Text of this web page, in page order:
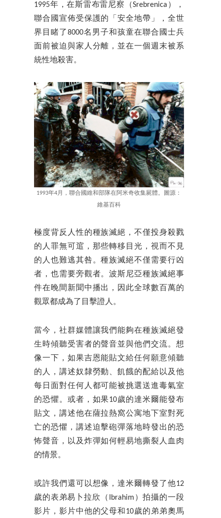
1995年，在斯雷布雷尼察（Srebrenica），
聯合國宣佈受保護的「安全地帶」，全世
界目睹了8000名男子和孩童在聯合國士兵
面前被迫與家人分離，並在一個週末被系
統性地殺害。
1993年4月，聯合國維和部隊在阿米奇收集屍體。圖源：
維基百科
極度背反人性的種族滅絕，不僅投身殺戮
的人罪無可逭，那些轉移目光，視而不見
的人也難逃其咎。種族滅絕不僅需要行凶
者，也需要旁觀者。波斯尼亞種族滅絕事
件在晚間新聞中播出，因此全球數百萬的
觀眾都成為了目擊證人。
當今，社群媒體讓我們能夠在種族滅絕發
生時傾聽受害者的聲音並與他們交流。想
像一下，如果吉恩能貼文給任何願意傾聽
的人，講述奴隸勞動、飢餓的配給以及他
每日面對任何人都可能被挑選送進毒氣室
的恐懼。或者，如果10歲的達米爾能發布
貼文，講述他在薩拉熱窩公寓地下室對死
亡的恐懼，講述迫擊砲彈落地時發出的恐
怖聲音，以及炸彈如何輕易地撕裂人血肉
的情景。
或許我們還可以想像，達米爾轉發了他12
歲的表弟易卜拉欣（Ibrahim）拍攝的一段
影片，影片中他的父母和10歲的弟弟奧馬